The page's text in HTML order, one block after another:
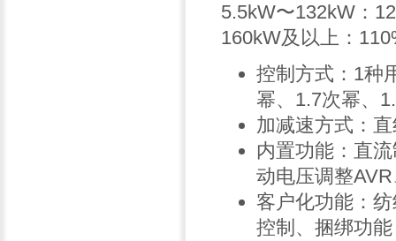
5.5kW〜132kW：
160kW及以上：
控制方式：1种
幂、1.7次幂、
加减速方式：
内置功能：直
动电压调整
客户化功能：
控制、捆绑功能